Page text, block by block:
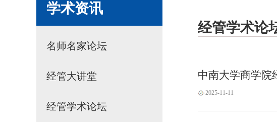
学术资讯
名师名家论坛
经管大讲堂
经管学术论坛
经管学术论
中南大学商学
2025-11-11